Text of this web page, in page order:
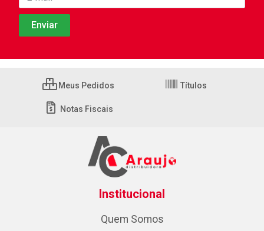
Meus Pedidos Títulos
Notas Fiscais
Institucional
Quem Somos